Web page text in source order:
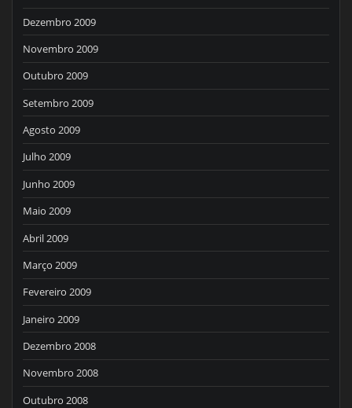
Dezembro 2009
Novembro 2009
Outubro 2009
Setembro 2009
Agosto 2009
Julho 2009
Junho 2009
Maio 2009
Abril 2009
Março 2009
Fevereiro 2009
Janeiro 2009
Dezembro 2008
Novembro 2008
Outubro 2008